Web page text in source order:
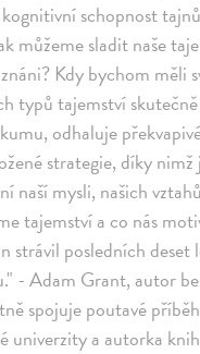
schopnost
můžeme sladit naše
Kdy bychom měli
typů tajemství
odhaluje
strategie, díky
naší mysli, našich
tajemství a co nás
strávil posledních
- Adam Grant, autor
spojuje poutavé
univerzity a autorka